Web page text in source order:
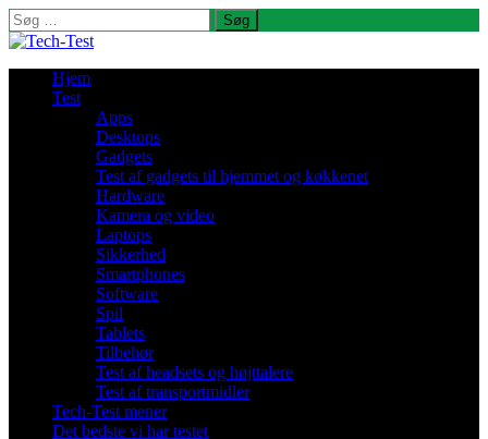
Søg
efter:
Hjem
Test
Apps
Desktops
Gadgets
Test af gadgets til hjemmet og køkkenet
Hardware
Kamera og video
Laptops
Sikkerhed
Smartphones
Software
Spil
Tablets
Tilbehør
Test af headsets og højttalere
Test af transportmidler
Tech-Test mener
Det bedste vi har testet